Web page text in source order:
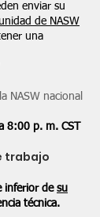
enviar su
de NASW
una
NASW nacional
8:00 p. m. CST
trabajo
inferior de su
técnica.